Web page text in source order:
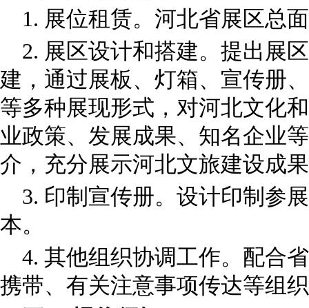
1. 展位租赁。河北省展区总
2. 展区设计和搭建。提出展
建，通过展板、灯箱、宣传册
等多种展现形式，对河北文化
业政策、发展成果、知名企业
介，充分展示河北文旅建设成
3. 印制宣传册。设计印制参
本。
4. 其他组织协调工作。配合
携带、有关注意事项传达等组